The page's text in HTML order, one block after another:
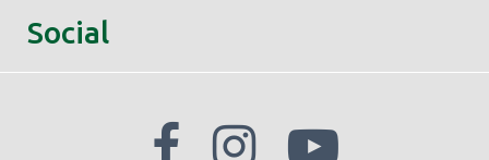
Social